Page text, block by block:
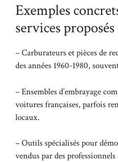
Exemples
services proposés
– Carburateurs et pièces de
des années 1960-1980,
– Ensembles d’embrayage
voitures françaises, parfois
locaux.
– Outils spécialisés pour
vendus par des professionnels